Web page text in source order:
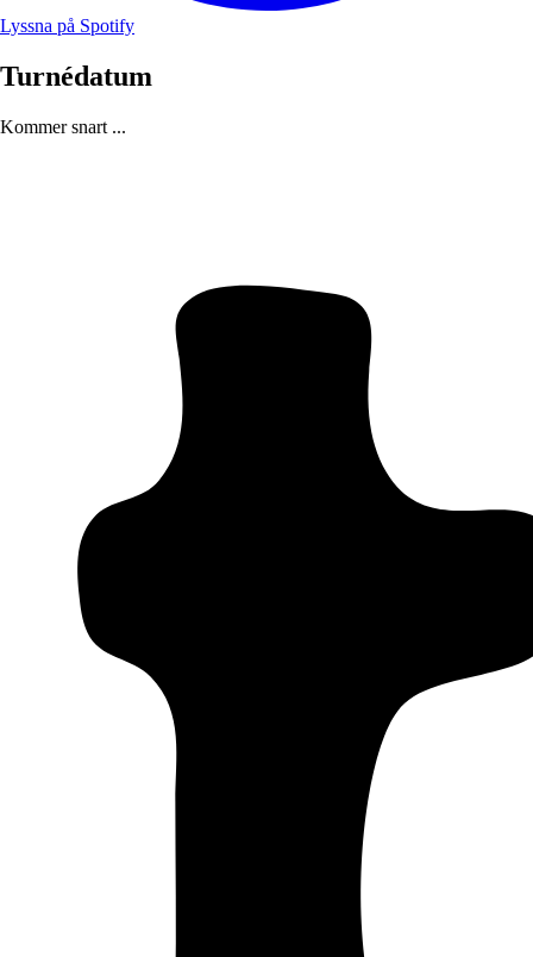
Lyssna på Spotify
Turnédatum
Kommer snart ...